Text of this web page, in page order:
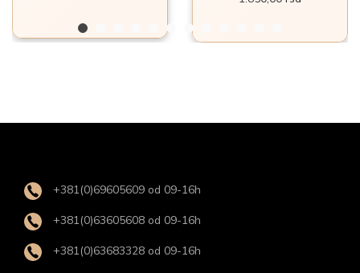
a
+381(0)69605609 od 09-16h
+381(0)63605608 od 09-16h
+381(0)63683328 od 09-16h